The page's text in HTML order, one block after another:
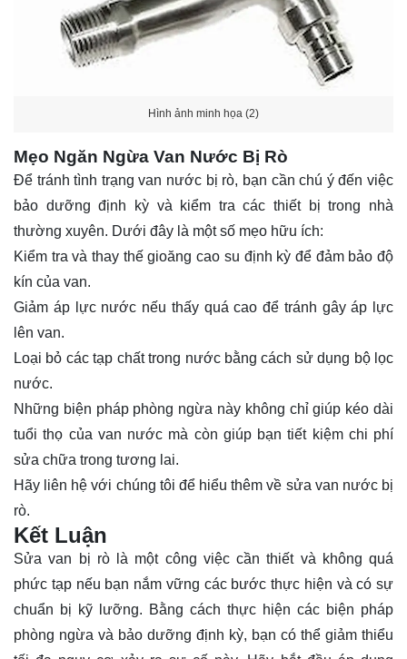
Hình ảnh minh họa (2)
Mẹo Ngăn Ngừa Van Nước Bị Rò
Để tránh tình trạng van nước bị rò, bạn cần chú ý đến việc
bảo dưỡng định kỳ và kiểm tra các thiết bị trong nhà
thường xuyên. Dưới đây là một số mẹo hữu ích:
Kiểm tra và thay thế gioăng cao su định kỳ để đảm bảo độ
kín của van.
Giảm áp lực nước nếu thấy quá cao để tránh gây áp lực
lên van.
Loại bỏ các tạp chất trong nước bằng cách sử dụng bộ lọc
nước.
Những biện pháp phòng ngừa này không chỉ giúp kéo dài
tuổi thọ của van nước mà còn giúp bạn tiết kiệm chi phí
sửa chữa trong tương lai.
Hãy liên hệ với chúng tôi để hiểu thêm về sửa van nước bị
rò.
Kết Luận
Sửa van bị rò là một công việc cần thiết và không quá
phức tạp nếu bạn nắm vững các bước thực hiện và có sự
chuẩn bị kỹ lưỡng. Bằng cách thực hiện các biện pháp
phòng ngừa và bảo dưỡng định kỳ, bạn có thể giảm thiểu